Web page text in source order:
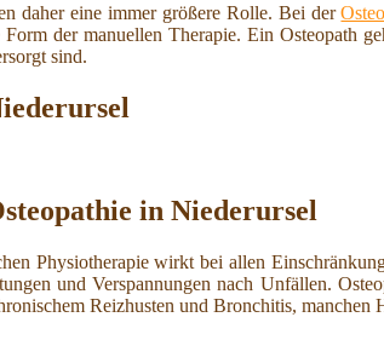
daher eine immer größere Rolle. Bei der
der manuellen Therapie. Ein Osteopath
sind.
in Niederursel
Physiotherapie wirkt bei allen
und Verspannungen nach Unfällen.
Reizhusten und Bronchitis,